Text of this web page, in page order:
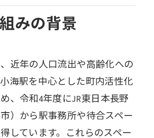
みの背景
近年の人口流出や高齢化への
海駅を中心とした町内活性化
、令和4年度にJR東日本長野
）から駅事務所や待合スペー
しています。これらのスペー